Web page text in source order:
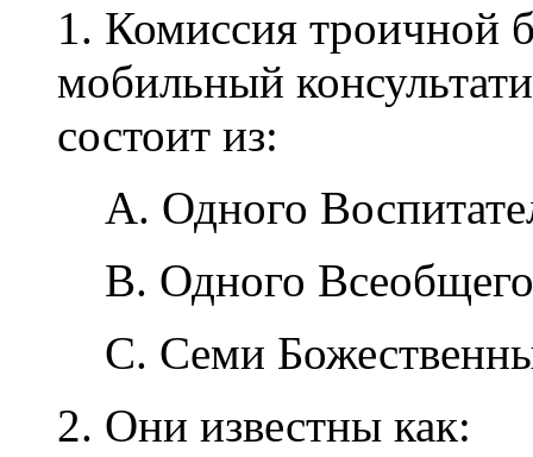
1. Комиссия троичной
мобильный
состоит из:
A. Одного
B. Одного
C. Семи
2. Они известны как: